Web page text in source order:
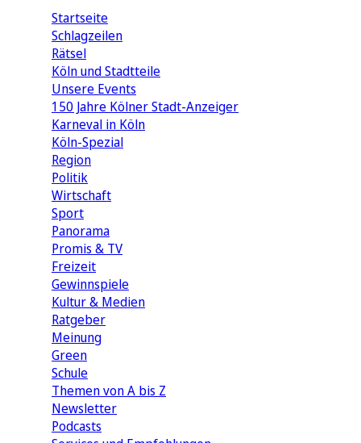
Startseite
Schlagzeilen
Rätsel
Köln und Stadtteile
Unsere Events
150 Jahre Kölner Stadt-Anzeiger
Karneval in Köln
Köln-Spezial
Region
Politik
Wirtschaft
Sport
Panorama
Promis & TV
Freizeit
Gewinnspiele
Kultur & Medien
Ratgeber
Meinung
Green
Schule
Themen von A bis Z
Newsletter
Podcasts